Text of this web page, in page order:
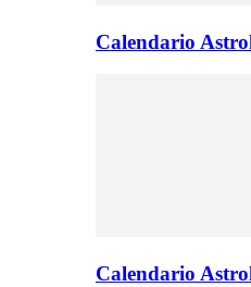
Calendario
Calendario